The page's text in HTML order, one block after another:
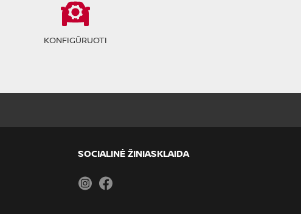
KONFIGŪRUOTI
SOCIALINĖ ŽINIASKLAIDA
Instagram